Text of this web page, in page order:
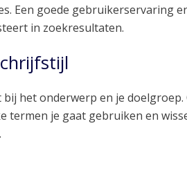
Een goede gebruikerservaring
in zoekresultaten.
het onderwerp en je
termen je gaat gebruiken en